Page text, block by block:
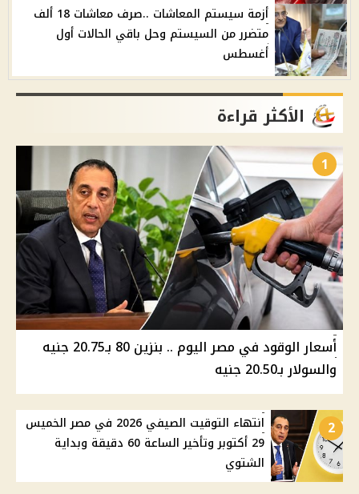
أزمة سيستم المعاشات ..صرف معاشات 18 ألف
متضرر من السيستم وحل باقي الحالات أول
أغسطس
الأكثر قراءة
1
أسعار الوقود في مصر اليوم .. بنزين 80 بـ20.75 جنيه
والسولار بـ20.50 جنيه
2
انتهاء التوقيت الصيفي 2026 في مصر الخميس
29 أكتوبر وتأخير الساعة 60 دقيقة وبداية
الشتوي